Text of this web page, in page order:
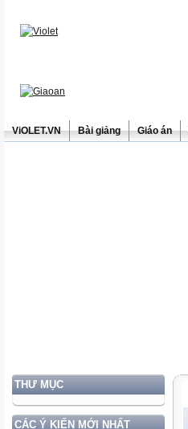
ViOLET.VN Bài giảng Giáo án
THƯ MỤC
CÁC Ý KIẾN MỚI NHẤT